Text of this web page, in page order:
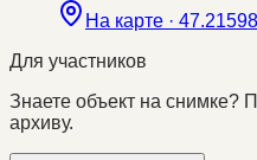
На карте ·
Для участников
Знаете объект на снимке?
архиву.